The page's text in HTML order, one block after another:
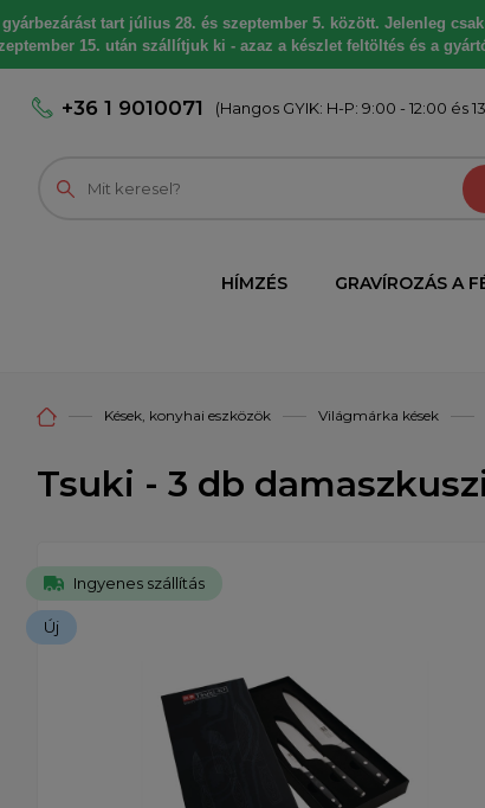
tart július 28. és szeptember 5. között. Jelenleg
15. után szállítjuk ki - azaz a készlet feltöltés és a
+36 1 9010071 (Hangos GYIK: H-P: 9:00 - 12:00 és
HÍMZÉS GRAVÍROZÁS A
Kések, konyhai eszközök Világmárka kések
Tsuki - 3 db
Ingyenes szállítás
Új